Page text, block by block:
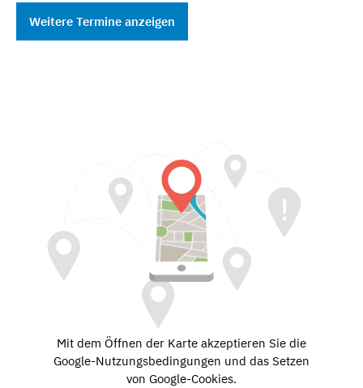
Weitere Termine anzeigen
Mit dem Öffnen der Karte akzeptieren Sie die
Google-Nutzungsbedingungen und das Setzen
von Google-Cookies.